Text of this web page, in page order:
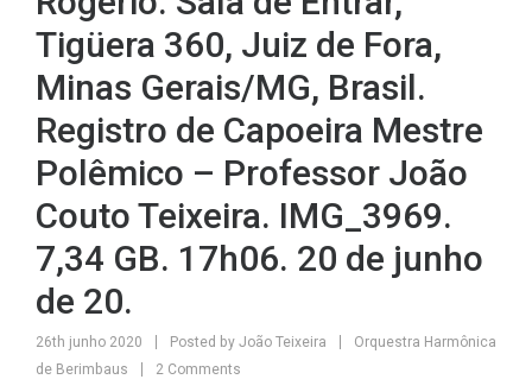
Tigüera 360, Juiz de Fora,
Minas Gerais/MG, Brasil.
Registro de Capoeira Mestre
Polêmico – Professor João
Couto Teixeira. IMG_3969.
7,34 GB. 17h06. 20 de junho
de 20.
26th junho 2020 Posted by João Teixeira
Orquestra Harmônica
de Berimbaus
2 Comments